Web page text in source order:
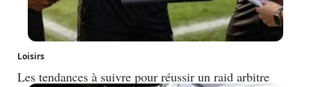
Loisirs
Les tendances à suivre pour réussir un raid arbitre